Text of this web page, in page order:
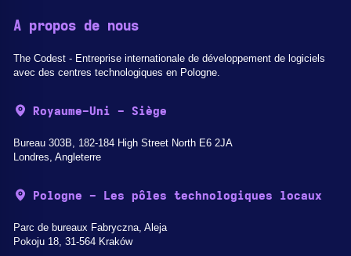
A propos de nous
The Codest - Entreprise internationale de développement de logiciels
avec des centres technologiques en Pologne.
Royaume-Uni - Siège
Bureau 303B, 182-184 High Street North E6 2JA
Londres, Angleterre
Pologne - Les pôles technologiques locaux
Parc de bureaux Fabryczna, Aleja
Pokoju 18, 31-564 Kraków